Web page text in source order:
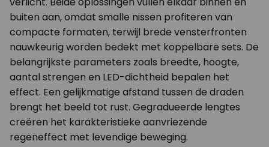
buiten aan, omdat smalle nissen profiteren van
compacte formaten, terwijl brede vensterfronten
nauwkeurig worden bedekt met koppelbare sets. De
belangrijkste parameters zoals breedte, hoogte,
aantal strengen en LED-dichtheid bepalen het
effect. Een gelijkmatige afstand tussen de draden
brengt het beeld tot rust. Gegradueerde lengtes
creëren het karakteristieke aanvriezende
regeneffect met levendige beweging.